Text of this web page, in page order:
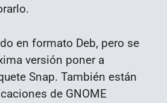
en formato Deb, pero se
versión poner a
Snap. También están
de GNOME